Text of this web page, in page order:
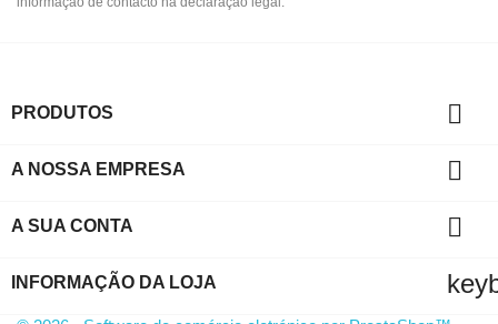
PRODUTOS 
A NOSSA EMPRESA 
A SUA CONTA 
INFORMAÇÃO DA LOJA